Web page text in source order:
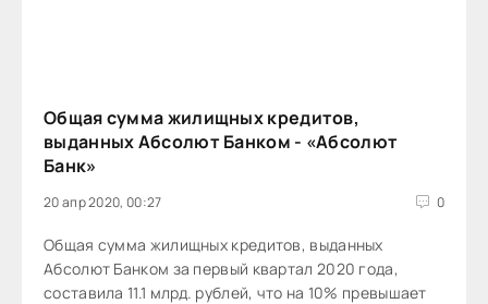
Общая сумма жилищных кредитов,
выданных Абсолют Банком - «Абсолют
Банк»
20 апр 2020, 00:27 0
Общая сумма жилищных кредитов, выданных
Абсолют Банком за первый квартал 2020 года,
составила 11.1 млрд. рублей, что на 10% превышает